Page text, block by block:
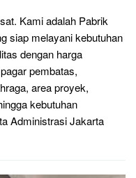
Kami adalah Pabrik
siap melayani kebutuhan
dengan harga
pembatas,
area proyek,
kebutuhan
Administrasi Jakarta